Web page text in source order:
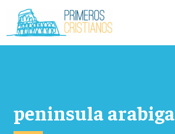
peninsula arabiga